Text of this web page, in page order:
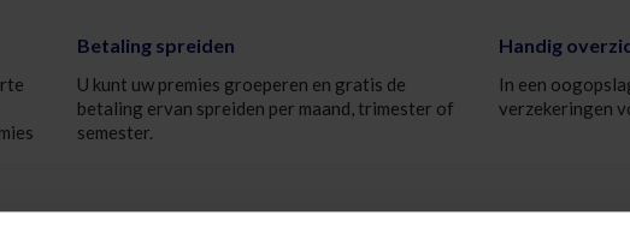
Betaling spreiden
U kunt uw premies groeperen en gratis de
betaling ervan spreiden per maand, trimester of
semester.
Handig
In een
verzekeringen